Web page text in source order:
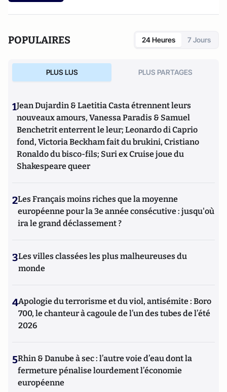
POPULAIRES 24 Heures 7 Jours
PLUS LUS PLUS PARTAGES
1Jean Dujardin & Laetitia Casta étrennent leurs
nouveaux amours, Vanessa Paradis & Samuel
Benchetrit enterrent le leur; Leonardo di Caprio
fond, Victoria Beckham fait du brukini, Cristiano
Ronaldo du bisco-fils; Suri ex Cruise joue du
Shakespeare queer
2Les Français moins riches que la moyenne
européenne pour la 3e année consécutive : jusqu'où
ira le grand déclassement ?
3Les villes classées les plus malheureuses du
monde
4Apologie du terrorisme et du viol, antisémite : Boro
700, le chanteur à cagoule de l’un des tubes de l’été
2026
5Rhin & Danube à sec : l’autre voie d’eau dont la
fermeture pénalise lourdement l’économie
européenne